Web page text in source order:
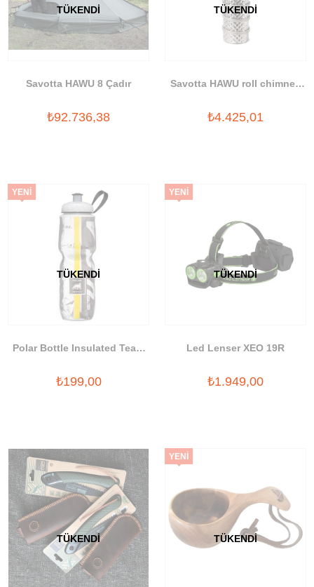
TÜKENDI
Savotta HAWU 8 Çadır
₺92.736,38
TÜKENDI
Savotta HAWU roll chimney
₺4.425,01
TÜKENDI
Polar Bottle Insulated Team
₺199,00
YENI
TÜKENDI
Led Lenser XEO 19R
₺1.949,00
YENI
TÜKENDI TÜKENDI
YENI